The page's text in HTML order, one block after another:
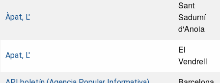
Àpat, L'
Sant
Sadurní
d'Anoia
Apat, L'
El
Vendrell